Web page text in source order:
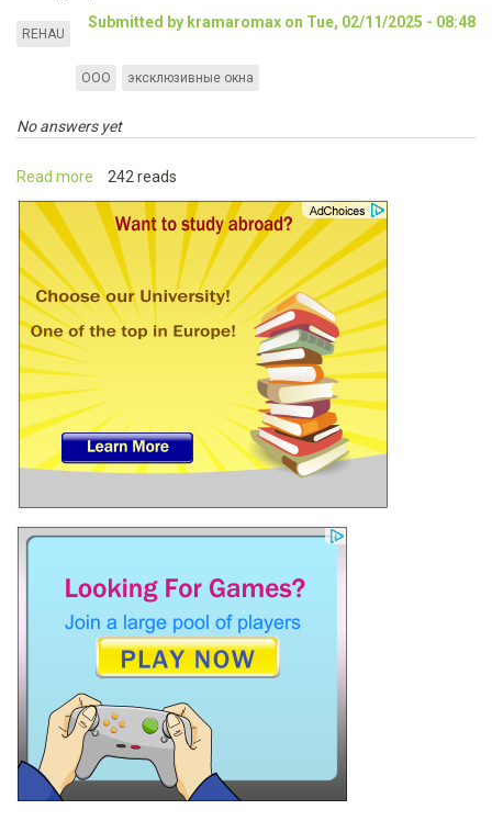
Submitted by kramaromax on Tue, 02/11/2025 - 08:48
REHAU
ООО эксклюзивные окна
No answers yet
Read more about
Главная
Какие
ПВХ-
окна
заказать?
242 reads